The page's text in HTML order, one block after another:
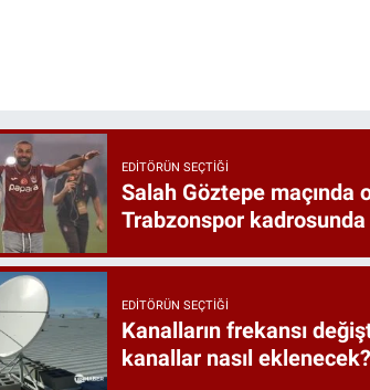
EDITÖRÜN SEÇTIĞI
Salah Göztepe maçında
Trabzonspor kadrosunda
EDITÖRÜN SEÇTIĞI
Kanalların frekansı
kanallar nasıl eklenecek?